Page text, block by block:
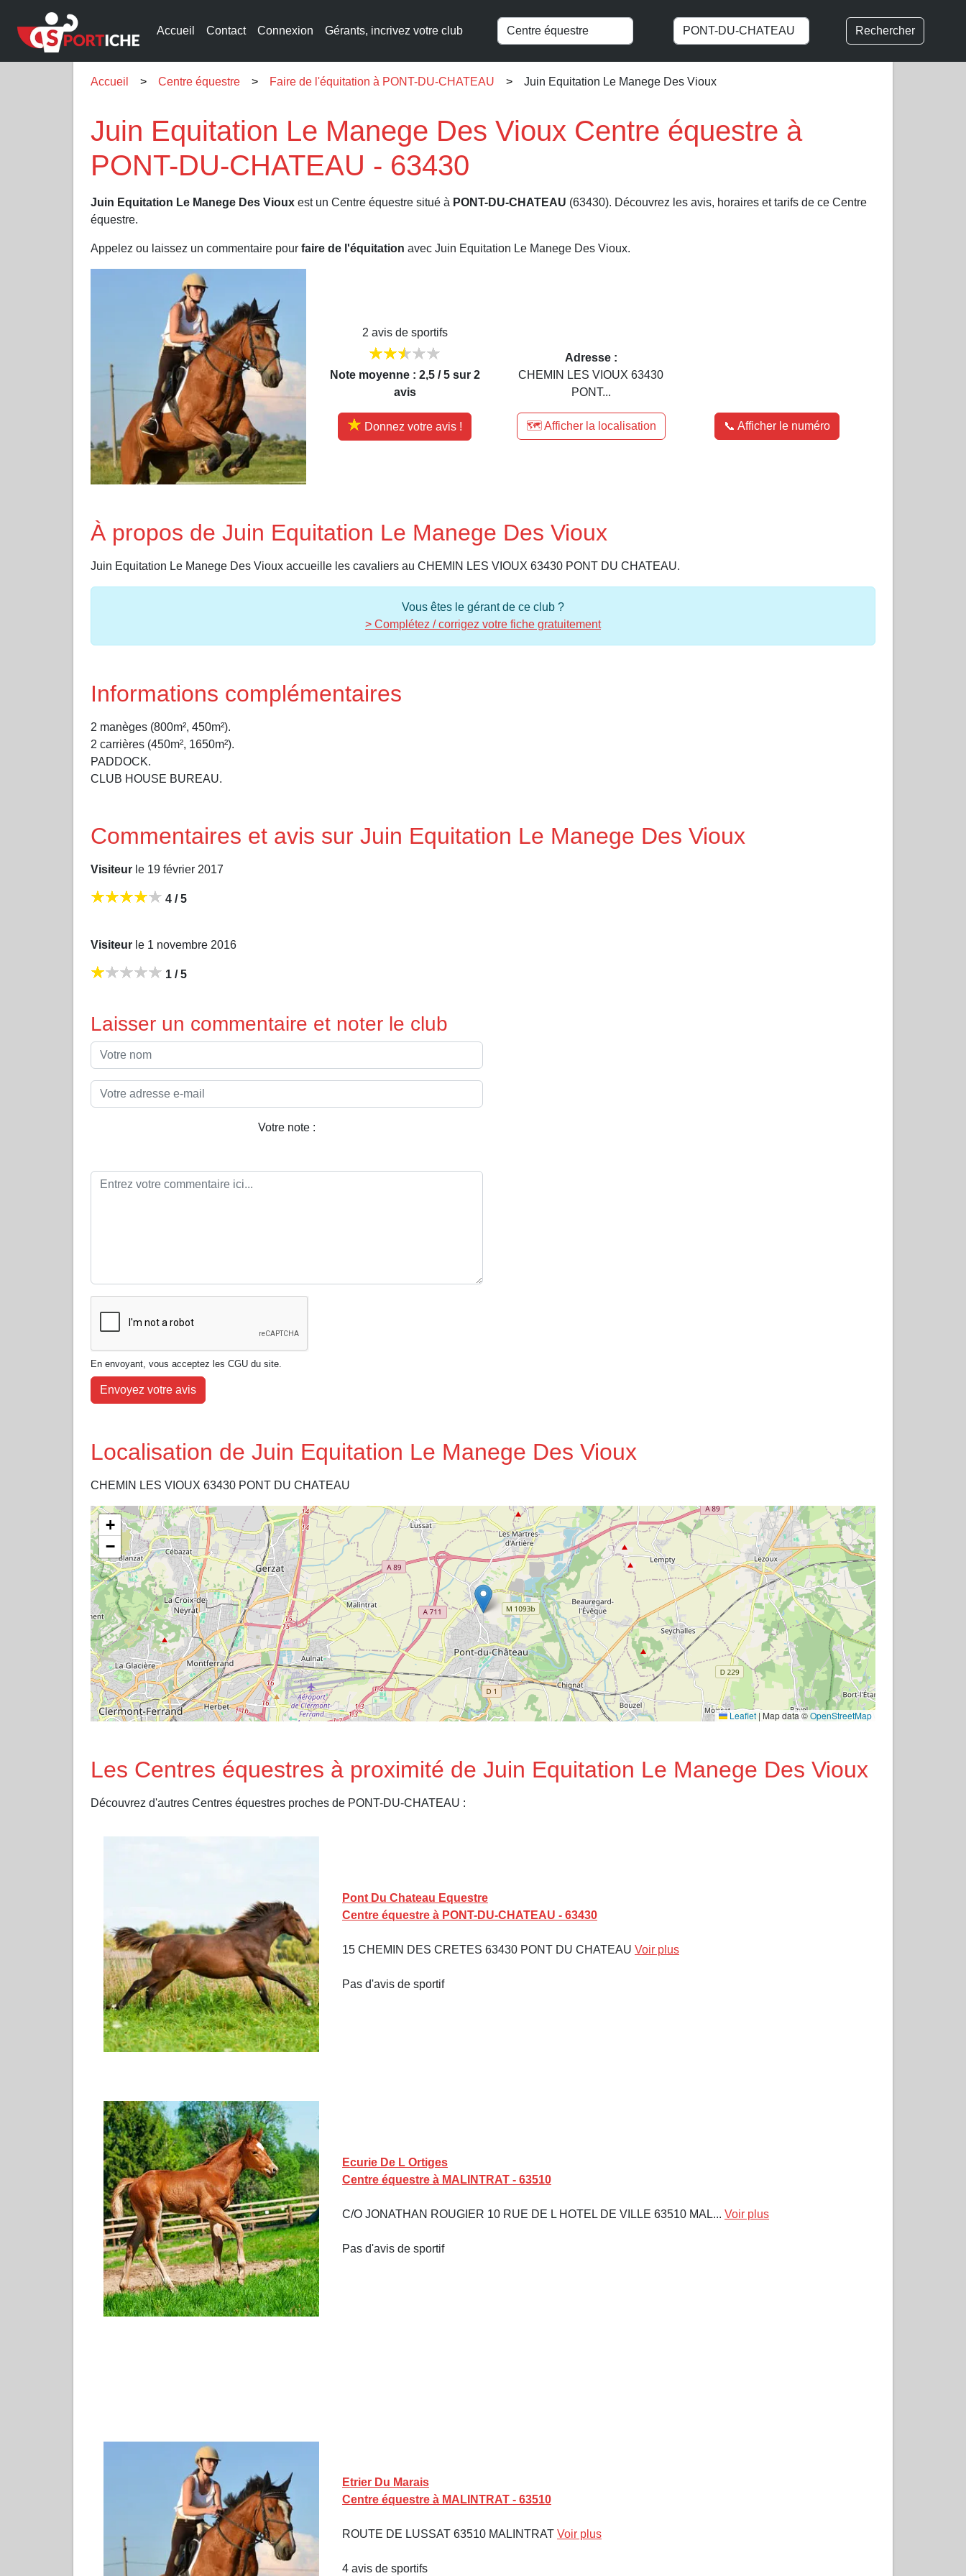
Accueil Contact Connexion Gérants, incrivez votre club Rechercher
Accueil Centre équestre Faire de l'équitation à PONT-DU-CHATEAU Juin Equitation Le Manege Des Vioux
Juin Equitation Le Manege Des Vioux Centre équestre à
PONT-DU-CHATEAU - 63430
Juin Equitation Le Manege Des Vioux est un Centre équestre situé à PONT-DU-CHATEAU (63430). Découvrez les avis, horaires et tarifs de ce Centre
équestre.
Appelez ou laissez un commentaire pour faire de l'équitation avec Juin Equitation Le Manege Des Vioux.
2 avis de sportifs
Note moyenne : 2,5 / 5 sur 2
avis
Donnez votre avis !
Adresse :
CHEMIN LES VIOUX 63430
PONT...
🗺️ Afficher la localisation 📞 Afficher le numéro
À propos de Juin Equitation Le Manege Des Vioux
Juin Equitation Le Manege Des Vioux accueille les cavaliers au CHEMIN LES VIOUX 63430 PONT DU CHATEAU.
Vous êtes le gérant de ce club ?
> Complétez / corrigez votre fiche gratuitement
Informations complémentaires
2 manèges (800m², 450m²).
2 carrières (450m², 1650m²).
PADDOCK.
CLUB HOUSE BUREAU.
Commentaires et avis sur Juin Equitation Le Manege Des Vioux
Visiteur le 19 février 2017
4 / 5
Visiteur le 1 novembre 2016
1 / 5
Laisser un commentaire et noter le club
Votre note :
En envoyant, vous acceptez les CGU du site.
Envoyez votre avis
Localisation de Juin Equitation Le Manege Des Vioux
CHEMIN LES VIOUX 63430 PONT DU CHATEAU
+
−
Leaflet | Map data ©OpenStreetMap
Les Centres équestres à proximité de Juin Equitation Le Manege Des Vioux
Découvrez d'autres Centres équestres proches de PONT-DU-CHATEAU :
Pont Du Chateau Equestre
Centre équestre à PONT-DU-CHATEAU - 63430
15 CHEMIN DES CRETES 63430 PONT DU CHATEAU Voir plus
Pas d'avis de sportif
Ecurie De L Ortiges
Centre équestre à MALINTRAT - 63510
C/O JONATHAN ROUGIER 10 RUE DE L HOTEL DE VILLE 63510 MAL... Voir plus
Pas d'avis de sportif
Etrier Du Marais
Centre équestre à MALINTRAT - 63510
ROUTE DE LUSSAT 63510 MALINTRAT Voir plus
4 avis de sportifs